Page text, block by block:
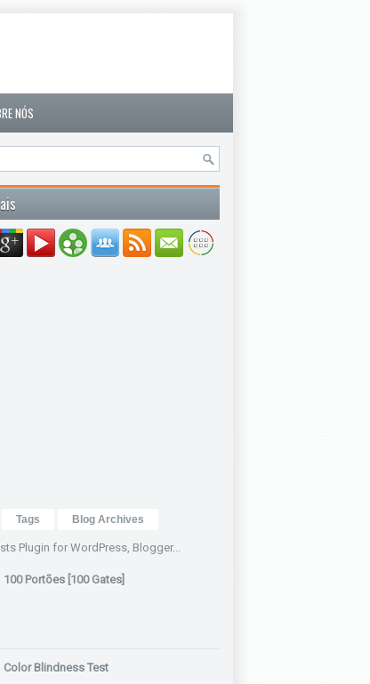
NÓS
Tags Blog Archives
100 Portões [100 Gates]
Color Blindness Test